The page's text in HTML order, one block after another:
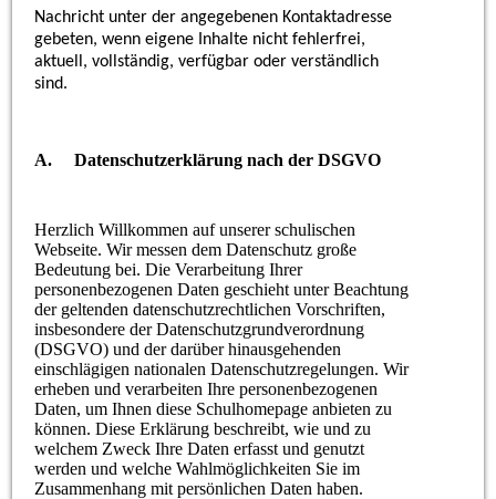
Nachricht unter der angegebenen Kontaktadresse
gebeten, wenn eigene Inhalte nicht fehlerfrei,
aktuell, vollständig, verfügbar oder verständlich
sind.
A. Datenschutzerklärung nach der DSGVO
Herzlich Willkommen auf unserer schulischen
Webseite. Wir messen dem Datenschutz große
Bedeutung bei. Die Verarbeitung Ihrer
personenbezogenen Daten geschieht unter Beachtung
der geltenden datenschutzrechtlichen Vorschriften,
insbesondere der Datenschutzgrundverordnung
(DSGVO) und der darüber hinausgehenden
einschlägigen nationalen Datenschutzregelungen. Wir
erheben und verarbeiten Ihre personenbezogenen
Daten, um Ihnen diese Schulhomepage anbieten zu
können. Diese Erklärung beschreibt, wie und zu
welchem Zweck Ihre Daten erfasst und genutzt
werden und welche Wahlmöglichkeiten Sie im
Zusammenhang mit persönlichen Daten haben.